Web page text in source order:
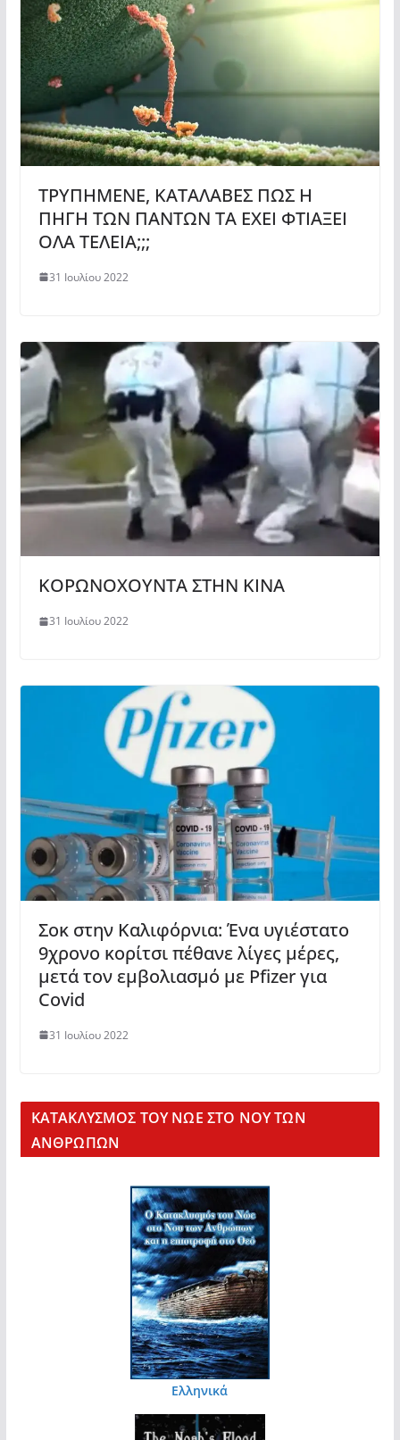
ΤΡΥΠΗΜΕΝΕ, ΚΑΤΑΛΑΒΕΣ ΠΩΣ Η
ΠΗΓΗ ΤΩΝ ΠΑΝΤΩΝ ΤΑ ΕΧΕΙ ΦΤΙΑΞΕΙ
ΟΛΑ ΤΕΛΕΙΑ;;;
31 Ιουλίου 2022
ΚΟΡΩΝΟΧΟΥΝΤΑ ΣΤΗΝ ΚΙΝΑ
31 Ιουλίου 2022
Σοκ στην Καλιφόρνια: Ένα υγιέστατο
9χρονο κορίτσι πέθανε λίγες μέρες,
μετά τον εμβολιασμό με Pfizer για
Covid
31 Ιουλίου 2022
KΑΤΑΚΛΥΣΜΟΣ ΤΟΥ ΝΩΕ ΣΤΟ ΝΟΥ ΤΩΝ
ΑΝΘΡΩΠΩΝ
Ελληνικά